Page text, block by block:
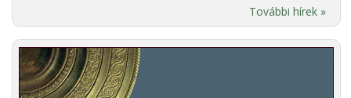
További hírek »